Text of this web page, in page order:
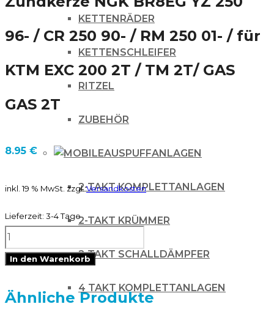
KETTENRÄDER
KETTENSCHLEIFER
RITZEL
ZUBEHÖR
AUSPUFFANLAGEN
2-TAKT KOMPLETTANLAGEN
2-TAKT KRÜMMER
2-TAKT SCHALLDÄMPFER
4 TAKT KOMPLETTANLAGEN
96- / CR 250 90- / RM 250 01- / für
KTM EXC 200 2T / TM 2T/ GAS
GAS 2T
8.95 €
inkl. 19 % MwSt. zzgl.Versandkosten
Lieferzeit: 3-4 Tage
Zündkerze
NGK
YZ
In den Warenkorb
Ähnliche Produkte